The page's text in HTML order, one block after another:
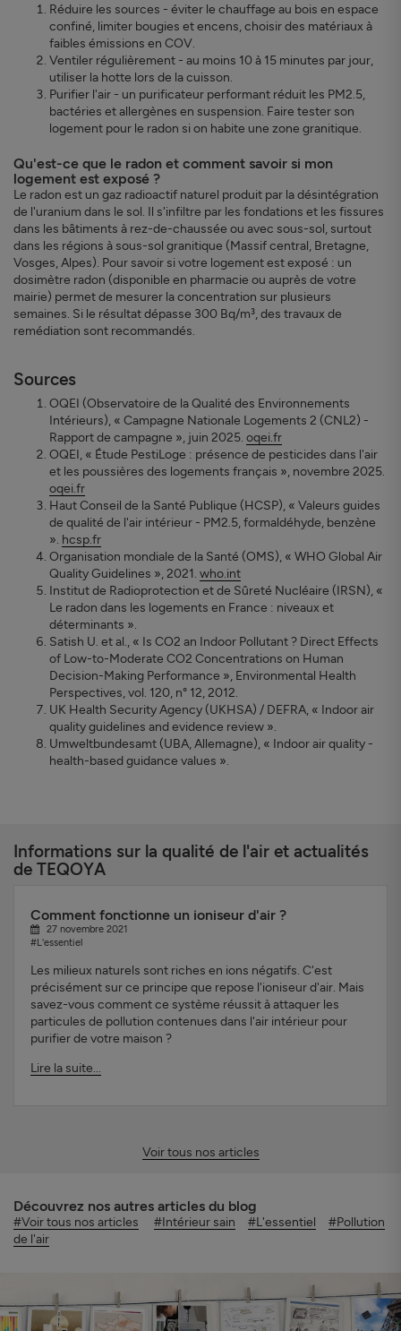
Réduire les sources - éviter le chauffage au bois en espace
confiné, limiter bougies et encens, choisir des matériaux à
faibles émissions en COV.
Ventiler régulièrement - au moins 10 à 15 minutes par jour,
utiliser la hotte lors de la cuisson.
Purifier l'air - un purificateur performant réduit les PM2.5,
bactéries et allergènes en suspension. Faire tester son
logement pour le radon si on habite une zone granitique.
Qu'est-ce que le radon et comment savoir si mon
logement est exposé ?
Le radon est un gaz radioactif naturel produit par la désintégration
de l'uranium dans le sol. Il s'infiltre par les fondations et les fissures
dans les bâtiments à rez-de-chaussée ou avec sous-sol, surtout
dans les régions à sous-sol granitique (Massif central, Bretagne,
Vosges, Alpes). Pour savoir si votre logement est exposé : un
dosimètre radon (disponible en pharmacie ou auprès de votre
mairie) permet de mesurer la concentration sur plusieurs
semaines. Si le résultat dépasse 300 Bq/m³, des travaux de
remédiation sont recommandés.
Sources
OQEI (Observatoire de la Qualité des Environnements
Intérieurs), « Campagne Nationale Logements 2 (CNL2) -
Rapport de campagne », juin 2025. oqei.fr
OQEI, « Étude PestiLoge : présence de pesticides dans l'air
et les poussières des logements français », novembre 2025.
oqei.fr
Haut Conseil de la Santé Publique (HCSP), « Valeurs guides
de qualité de l'air intérieur - PM2.5, formaldéhyde, benzène
». hcsp.fr
Organisation mondiale de la Santé (OMS), « WHO Global Air
Quality Guidelines », 2021. who.int
Institut de Radioprotection et de Sûreté Nucléaire (IRSN), «
Le radon dans les logements en France : niveaux et
déterminants ».
Satish U. et al., « Is CO2 an Indoor Pollutant ? Direct Effects
of Low-to-Moderate CO2 Concentrations on Human
Decision-Making Performance », Environmental Health
Perspectives, vol. 120, n° 12, 2012.
UK Health Security Agency (UKHSA) / DEFRA, « Indoor air
quality guidelines and evidence review ».
Umweltbundesamt (UBA, Allemagne), « Indoor air quality -
health-based guidance values ».
Informations sur la qualité de l'air et actualités
de TEQOYA
Comment fonctionne un ioniseur d'air ?
27 novembre 2021
#L'essentiel
Les milieux naturels sont riches en ions négatifs. C'est
précisément sur ce principe que repose l'ioniseur d'air. Mais
savez-vous comment ce système réussit à attaquer les
particules de pollution contenues dans l'air intérieur pour
purifier de votre maison ?
Lire la suite...
Voir tous nos articles
Découvrez nos autres articles du blog
#Voir tous nos articles #Intérieur sain #L'essentiel
#Pollution
de l'air